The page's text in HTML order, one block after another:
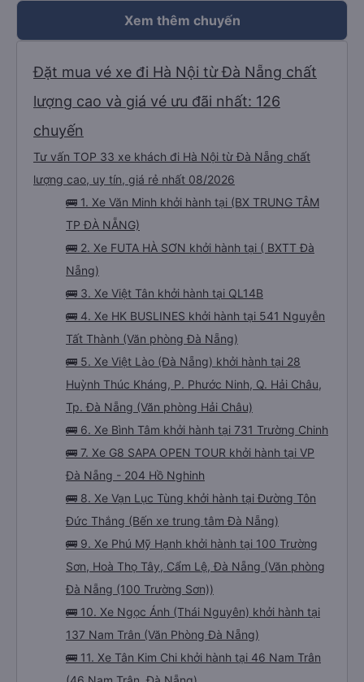
Xem thêm chuyến
Đặt mua vé xe đi Hà Nội từ Đà Nẵng chất
lượng cao và giá vé ưu đãi nhất: 126
chuyến
Tư vấn TOP 33 xe khách đi Hà Nội từ Đà Nẵng chất
lượng cao, uy tín, giá rẻ nhất 08/2026
🚌 1. Xe Văn Minh khởi hành tại (BX TRUNG TÂM
TP ĐÀ NẴNG)
🚌 2. Xe FUTA HÀ SƠN khởi hành tại ( BXTT Đà
Nẵng)
🚌 3. Xe Việt Tân khởi hành tại QL14B
🚌 4. Xe HK BUSLINES khởi hành tại 541 Nguyễn
Tất Thành (Văn phòng Đà Nẵng)
🚌 5. Xe Việt Lào (Đà Nẵng) khởi hành tại 28
Huỳnh Thúc Kháng, P. Phước Ninh, Q. Hải Châu,
Tp. Đà Nẵng (Văn phòng Hải Châu)
🚌 6. Xe Bình Tâm khởi hành tại 731 Trường Chinh
🚌 7. Xe G8 SAPA OPEN TOUR khởi hành tại VP
Đà Nẵng - 204 Hồ Nghinh
🚌 8. Xe Vạn Lục Tùng khởi hành tại Đường Tôn
Đức Thắng (Bến xe trung tâm Đà Nẵng)
🚌 9. Xe Phú Mỹ Hạnh khởi hành tại 100 Trường
Sơn, Hoà Thọ Tây, Cẩm Lệ, Đà Nẵng (Văn phòng
Đà Nẵng (100 Trường Sơn))
🚌 10. Xe Ngọc Ánh (Thái Nguyên) khởi hành tại
137 Nam Trân (Văn Phòng Đà Nẵng)
🚌 11. Xe Tân Kim Chi khởi hành tại 46 Nam Trân